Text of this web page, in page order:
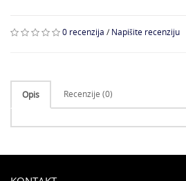
0 recenzija / Napišite recenziju
Opis Recenzije (0)